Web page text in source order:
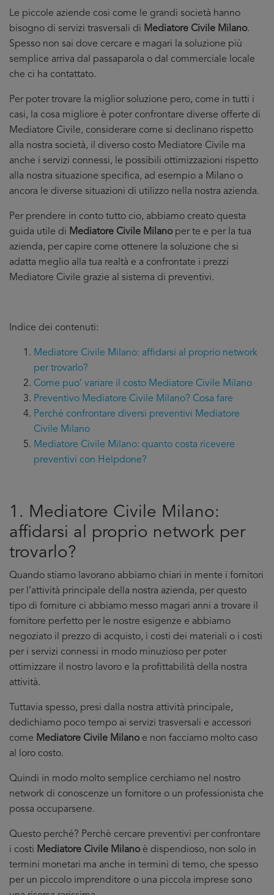
Le piccole aziende cosi come le grandi società hanno
bisogno di servizi trasversali di Mediatore Civile Milano.
Spesso non sai dove cercare e magari la soluzione più
semplice arriva dal passaparola o dal commerciale locale
che ci ha contattato.
Per poter trovare la miglior soluzione pero, come in tutti i
casi, la cosa migliore è poter confrontare diverse offerte di
Mediatore Civile, considerare come si declinano rispetto
alla nostra società, il diverso costo Mediatore Civile ma
anche i servizi connessi, le possibili ottimizzazioni rispetto
alla nostra situazione specifica, ad esempio a Milano o
ancora le diverse situazioni di utilizzo nella nostra azienda.
Per prendere in conto tutto cio, abbiamo creato questa
guida utile di Mediatore Civile Milanoper te e per la tua
azienda, per capire come ottenere la soluzione che si
adatta meglio alla tua realtà e a confrontate i prezzi
Mediatore Civile grazie al sistema di preventivi.
Indice dei contenuti:
Mediatore Civile Milano: affidarsi al proprio network
per trovarlo?
Come puo’ variare il costo Mediatore Civile Milano
Preventivo Mediatore Civile Milano? Cosa fare
Perché confrontare diversi preventivi Mediatore
Civile Milano
Mediatore Civile Milano: quanto costa ricevere
preventivi con Helpdone?
1. Mediatore Civile Milano:
affidarsi al proprio network per
trovarlo?
Quando stiamo lavorano abbiamo chiari in mente i fornitori
per l’attività principale della nostra azienda, per questo
tipo di forniture ci abbiamo messo magari anni a trovare il
fornitore perfetto per le nostre esigenze e abbiamo
negoziato il prezzo di acquisto, i costi dei materiali o i costi
per i servizi connessi in modo minuzioso per poter
ottimizzare il nostro lavoro e la profittabilità della nostra
attività.
Tuttavia spesso, presi dalla nostra attività principale,
dedichiamo poco tempo ai servizi trasversali e accessori
come Mediatore Civile Milanoe non facciamo molto caso
al loro costo.
Quindi in modo molto semplice cerchiamo nel nostro
network di conoscenze un fornitore o un professionista che
possa occuparsene.
Questo perché? Perchè cercare preventivi per confrontare
i costi Mediatore Civile Milanoè dispendioso, non solo in
termini monetari ma anche in termini di temo, che spesso
per un piccolo imprenditore o una piccola imprese sono